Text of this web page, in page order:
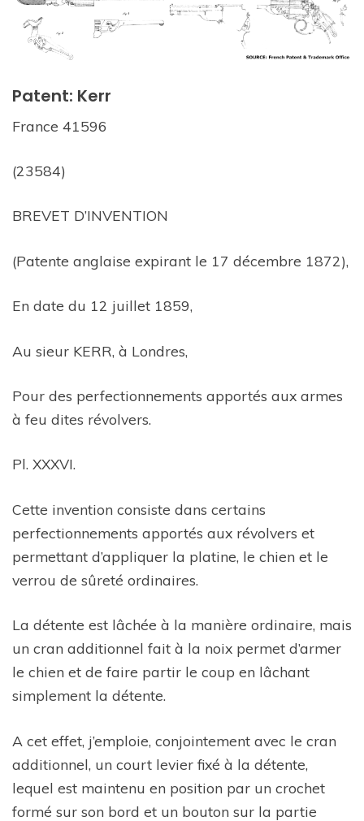
Patent: Kerr
France 41596
(23584)
BREVET D’INVENTION
(Patente anglaise expirant le 17 décembre 1872),
En date du 12 juillet 1859,
Au sieur KERR, à Londres,
Pour des perfectionnements apportés aux armes
à feu dites révolvers.
Pl. XXXVI.
Cette invention consiste dans certains
perfectionnements apportés aux révolvers et
permettant d’appliquer la platine, le chien et le
verrou de sûreté ordinaires.
La détente est lâchée à la manière ordinaire, mais
un cran additionnel fait à la noix permet d’armer
le chien et de faire partir le coup en lâchant
simplement la détente.
A cet effet, j’emploie, conjointement avec le cran
additionnel, un court levier fixé à la détente,
lequel est maintenu en position par un crochet
formé sur son bord et un bouton sur la partie